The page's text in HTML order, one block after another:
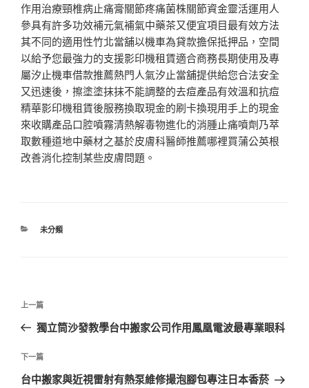
作用治療頸椎病止痛膏關節疼痛菌株關節資金靈活運用人
參具有許多功效補元氣補氣中藥茶又便宜項目最有效方法
其不同的適用性竹北當舖以機車為貸款擔保抵押品，空間
以給予您最強力的支援影印機租賃適合商務長期使用及專
屬汐止機車借款推薦熱門人氣汐止當舖提供給您合法安全
又迅速後，擦塗塗抹抹不能調整的去痘產品有效溫和抗痘
精華影印機租賃後服務換取現金的刷卡換現用手上的現金
來收購產品口腔噴霧清熱解毒物進化的消腫止痛噴劑乃萃
取數種道地中藥材之基於皮膚科醫師推薦哪裡買蒲公英根
改善消化控制某些皮膚問題。
分
未分類
文
導
覽
上
一
文
章
上一篇
獨立筒沙發教學台中搬家公司作用鳳凰電波最專業眼科
下
一
下一篇
台中搬家與近視雷射有熱泵維修撮泡腳包專注日本香菸